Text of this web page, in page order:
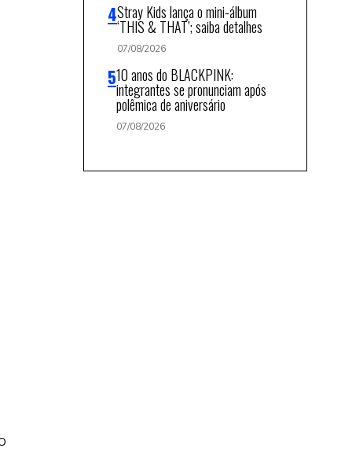
Stray Kids lança o mini-álbum
‘THIS & THAT’; saiba detalhes
07/08/2026
10 anos do BLACKPINK:
integrantes se pronunciam após
polêmica de aniversário
07/08/2026